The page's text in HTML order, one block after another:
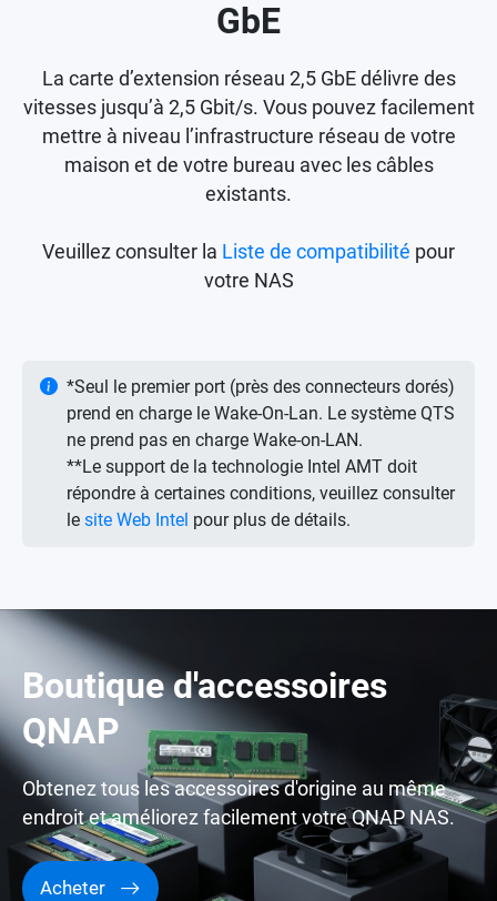
GbE
La carte d’extension réseau 2,5 GbE délivre des
vitesses jusqu’à 2,5 Gbit/s. Vous pouvez facilement
mettre à niveau l’infrastructure réseau de votre
maison et de votre bureau avec les câbles
existants.
Veuillez consulter la Liste de compatibilité pour
votre NAS
*Seul le premier port (près des connecteurs dorés)
prend en charge le Wake-On-Lan. Le système QTS
ne prend pas en charge Wake-on-LAN.
**Le support de la technologie Intel AMT doit
répondre à certaines conditions, veuillez consulter
le site Web Intel pour plus de détails.
Boutique d'accessoires
QNAP
Obtenez tous les accessoires d'origine au même
endroit et améliorez facilement votre QNAP NAS.
Acheter